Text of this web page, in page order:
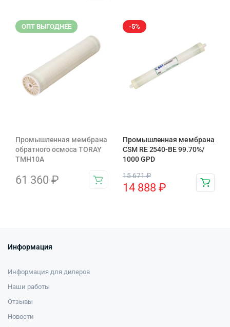
ОПТ ВЫГОДНЕЕ
Промышленная мембрана
обратного осмоса TORAY
TMH10A
61 360 ₽
-5%
Промышленная мембрана
CSM RE 2540-BE 99.70%/
1000 GPD
15 671₽
14 888 ₽
Информация
Информация для дилеров
Наши работы
Отзывы
Новости